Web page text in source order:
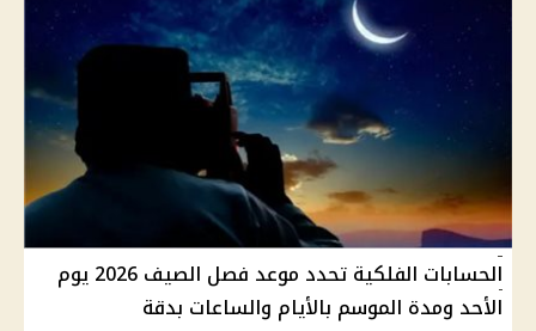
الحسابات الفلكية تحدد موعد فصل الصيف 2026 يوم
الأحد ومدة الموسم بالأيام والساعات بدقة